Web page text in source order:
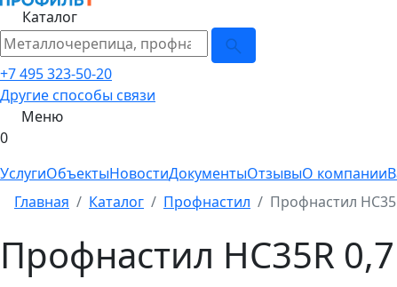
Каталог
+7 495 323-50-20
Другие способы связи
Меню
0
УслугиОбъектыНовостиДокументыОтзывыО компании
Главная
Каталог Профнастил Профнастил
Профнастил HC35R